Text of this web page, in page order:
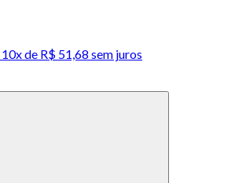
10x de R$ 51,68 sem juros